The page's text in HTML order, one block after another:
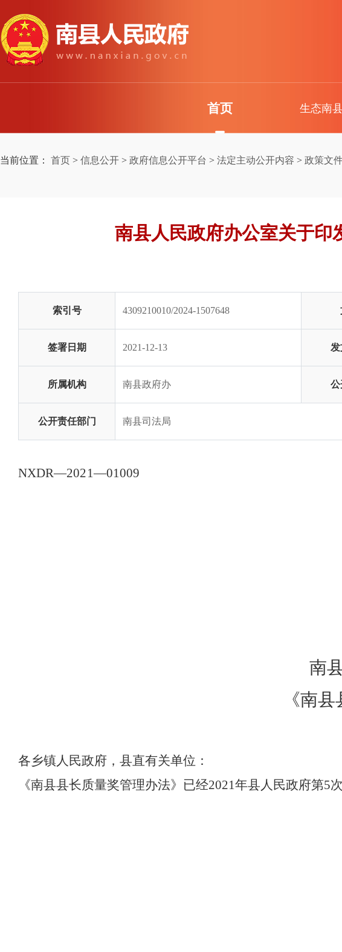
首页 生态南
当前位置： 首页 > 信息公开 > 政府信息公开平台 > 法定主动公开内容 > 政策文
南县人民政府办公室关于印
索引号 4309210010/2024-1507648
签署日期 2021-12-13 发
所属机构 南县政府办 公
公开责任部门 南县司法局
NXDR—2021—01009
南
《南
各乡镇人民政府，县直有关单位：
《南县县长质量奖管理办法》已经2021年县人民政府第5